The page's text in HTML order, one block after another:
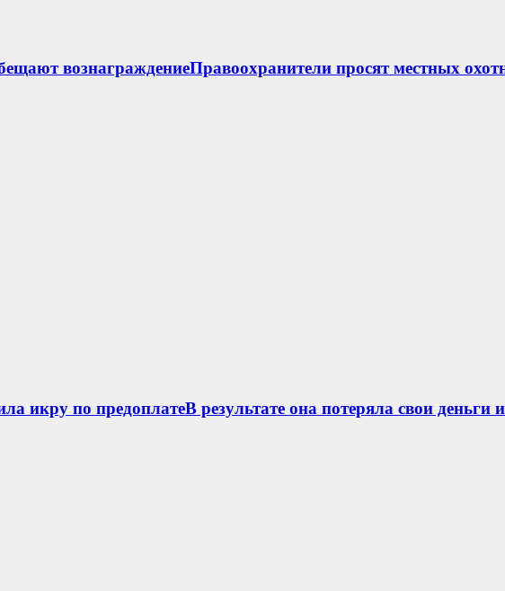
вознаграждениеПравоохранители просят местных
икру по предоплатеВ результате она потеряла свои деньги